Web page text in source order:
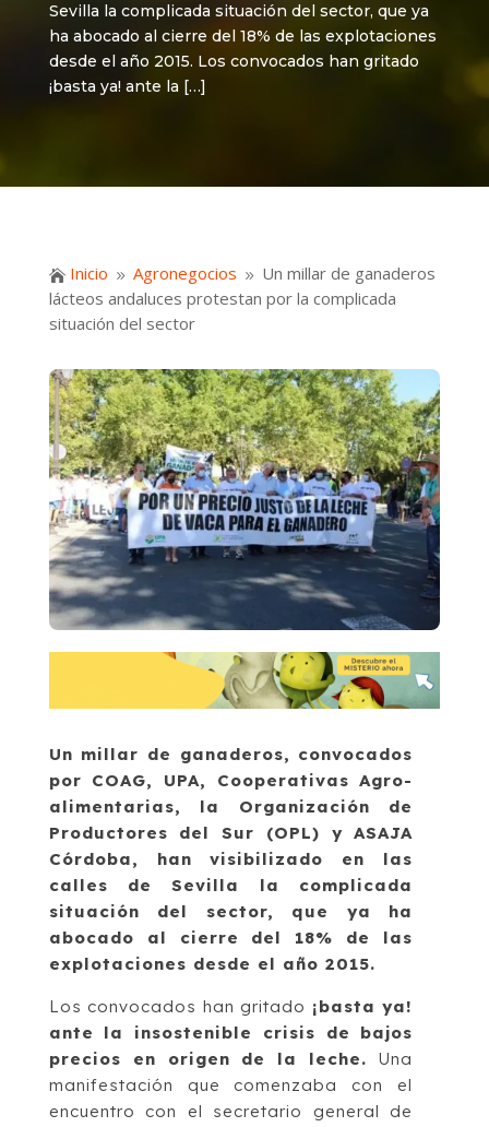
Sevilla la complicada situación del sector, que ya
ha abocado al cierre del 18% de las explotaciones
desde el año 2015. Los convocados han gritado
¡basta ya! ante la […]
 Inicio 9 Agronegocios 9 Un millar de ganaderos
lácteos andaluces protestan por la complicada
situación del sector
Un millar de ganaderos, convocados
por COAG, UPA, Cooperativas Agro-
alimentarias, la Organización de
Productores del Sur (OPL) y ASAJA
Córdoba, han visibilizado en las
calles de Sevilla la complicada
situación del sector, que ya ha
abocado al cierre del 18% de las
explotaciones desde el año 2015.
Los convocados han gritado ¡basta ya!
ante la insostenible crisis de bajos
precios en origen de la leche. Una
manifestación que comenzaba con el
encuentro con el secretario general de